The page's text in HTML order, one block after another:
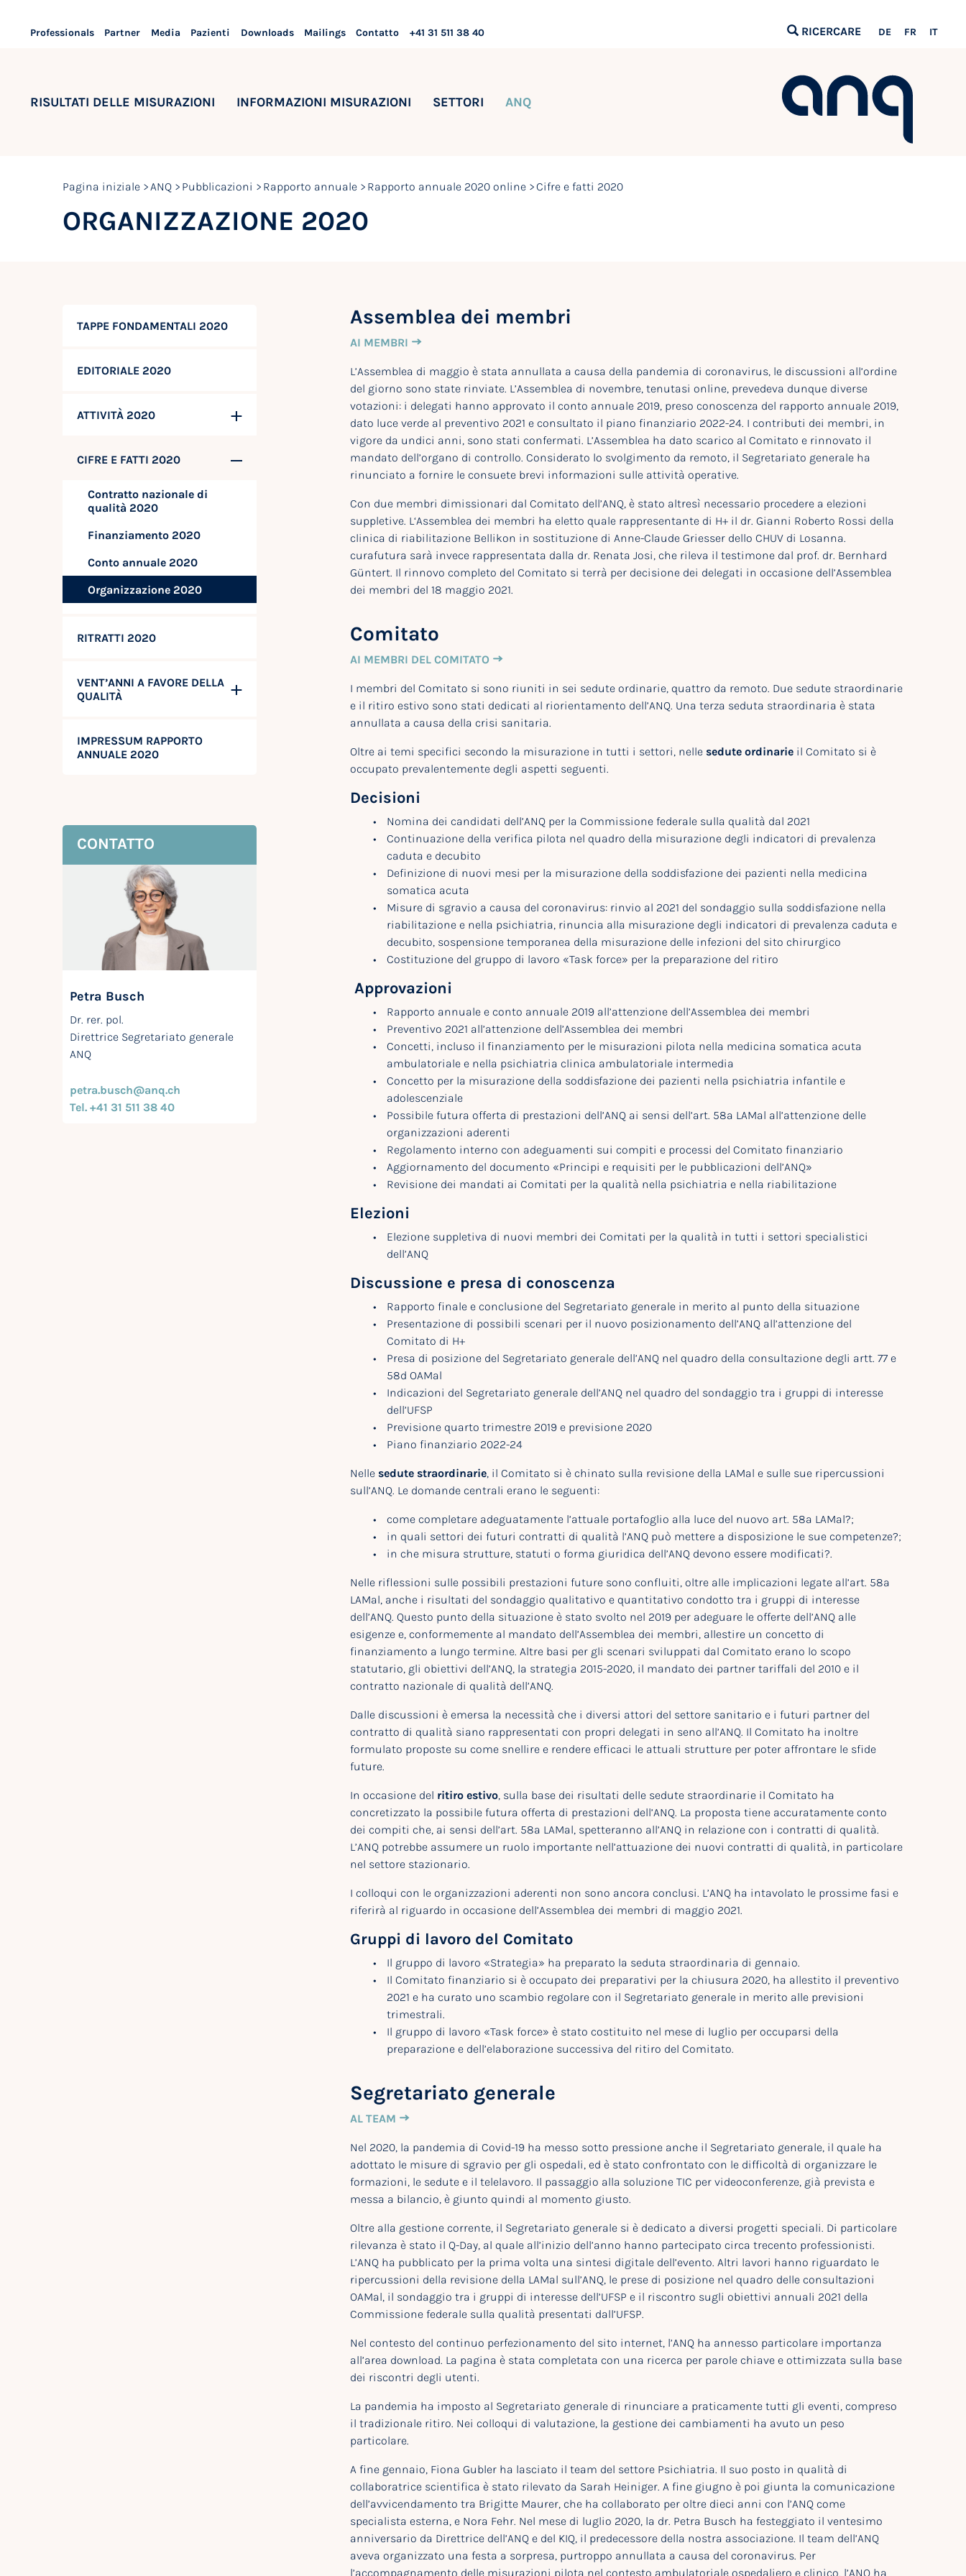
Professionals Partner Media Pazienti Downloads Mailings Contatto +41 31 511 38 40 RICERCARE DE FR IT
RISULTATI DELLE MISURAZIONI INFORMAZIONI MISURAZIONI SETTORI ANQ
Pagina iniziale ANQ Pubblicazioni Rapporto annuale Rapporto annuale 2020 online Cifre e fatti 2020
ORGANIZZAZIONE 2020
TAPPE FONDAMENTALI 2020
EDITORIALE 2020
ATTIVITÀ 2020
CIFRE E FATTI 2020
Contratto nazionale di
qualità 2020
Finanziamento 2020
Conto annuale 2020
Organizzazione 2020
RITRATTI 2020
VENT’ANNI A FAVORE DELLA
QUALITÀ
IMPRESSUM RAPPORTO
ANNUALE 2020
CONTATTO
Petra Busch
Dr. rer. pol.
Direttrice Segretariato generale
ANQ
petra.busch@anq.ch
Tel. +41 31 511 38 40
Assemblea dei membri
AI MEMBRI
L’Assemblea di maggio è stata annullata a causa della pandemia di coronavirus, le discussioni all’ordine
del giorno sono state rinviate. L’Assemblea di novembre, tenutasi online, prevedeva dunque diverse
votazioni: i delegati hanno approvato il conto annuale 2019, preso conoscenza del rapporto annuale 2019,
dato luce verde al preventivo 2021 e consultato il piano finanziario 2022-24. I contributi dei membri, in
vigore da undici anni, sono stati confermati. L’Assemblea ha dato scarico al Comitato e rinnovato il
mandato dell’organo di controllo. Considerato lo svolgimento da remoto, il Segretariato generale ha
rinunciato a fornire le consuete brevi informazioni sulle attività operative.
Con due membri dimissionari dal Comitato dell’ANQ, è stato altresì necessario procedere a elezioni
suppletive. L‘Assemblea dei membri ha eletto quale rappresentante di H+ il dr. Gianni Roberto Rossi della
clinica di riabilitazione Bellikon in sostituzione di Anne-Claude Griesser dello CHUV di Losanna.
curafutura sarà invece rappresentata dalla dr. Renata Josi, che rileva il testimone dal prof. dr. Bernhard
Güntert. Il rinnovo completo del Comitato si terrà per decisione dei delegati in occasione dell’Assemblea
dei membri del 18 maggio 2021.
Comitato
AI MEMBRI DEL COMITATO
I membri del Comitato si sono riuniti in sei sedute ordinarie, quattro da remoto. Due sedute straordinarie
e il ritiro estivo sono stati dedicati al riorientamento dell’ANQ. Una terza seduta straordinaria è stata
annullata a causa della crisi sanitaria.
Oltre ai temi specifici secondo la misurazione in tutti i settori, nelle sedute ordinarie il Comitato si è
occupato prevalentemente degli aspetti seguenti.
Decisioni
Nomina dei candidati dell’ANQ per la Commissione federale sulla qualità dal 2021
Continuazione della verifica pilota nel quadro della misurazione degli indicatori di prevalenza
caduta e decubito
Definizione di nuovi mesi per la misurazione della soddisfazione dei pazienti nella medicina
somatica acuta
Misure di sgravio a causa del coronavirus: rinvio al 2021 del sondaggio sulla soddisfazione nella
riabilitazione e nella psichiatria, rinuncia alla misurazione degli indicatori di prevalenza caduta e
decubito, sospensione temporanea della misurazione delle infezioni del sito chirurgico
Costituzione del gruppo di lavoro «Task force» per la preparazione del ritiro
Approvazioni
Rapporto annuale e conto annuale 2019 all’attenzione dell’Assemblea dei membri
Preventivo 2021 all’attenzione dell’Assemblea dei membri
Concetti, incluso il finanziamento per le misurazioni pilota nella medicina somatica acuta
ambulatoriale e nella psichiatria clinica ambulatoriale intermedia
Concetto per la misurazione della soddisfazione dei pazienti nella psichiatria infantile e
adolescenziale
Possibile futura offerta di prestazioni dell’ANQ ai sensi dell’art. 58a LAMal all’attenzione delle
organizzazioni aderenti
Regolamento interno con adeguamenti sui compiti e processi del Comitato finanziario
Aggiornamento del documento «Principi e requisiti per le pubblicazioni dell’ANQ»
Revisione dei mandati ai Comitati per la qualità nella psichiatria e nella riabilitazione
Elezioni
Elezione suppletiva di nuovi membri dei Comitati per la qualità in tutti i settori specialistici
dell’ANQ
Discussione e presa di conoscenza
Rapporto finale e conclusione del Segretariato generale in merito al punto della situazione
Presentazione di possibili scenari per il nuovo posizionamento dell’ANQ all’attenzione del
Comitato di H+
Presa di posizione del Segretariato generale dell’ANQ nel quadro della consultazione degli artt. 77 e
58d OAMal
Indicazioni del Segretariato generale dell’ANQ nel quadro del sondaggio tra i gruppi di interesse
dell’UFSP
Previsione quarto trimestre 2019 e previsione 2020
Piano finanziario 2022-24
Nelle sedute straordinarie, il Comitato si è chinato sulla revisione della LAMal e sulle sue ripercussioni
sull’ANQ. Le domande centrali erano le seguenti:
come completare adeguatamente l’attuale portafoglio alla luce del nuovo art. 58a LAMal?;
in quali settori dei futuri contratti di qualità l’ANQ può mettere a disposizione le sue competenze?;
in che misura strutture, statuti o forma giuridica dell’ANQ devono essere modificati?.
Nelle riflessioni sulle possibili prestazioni future sono confluiti, oltre alle implicazioni legate all’art. 58a
LAMal, anche i risultati del sondaggio qualitativo e quantitativo condotto tra i gruppi di interesse
dell’ANQ. Questo punto della situazione è stato svolto nel 2019 per adeguare le offerte dell’ANQ alle
esigenze e, conformemente al mandato dell’Assemblea dei membri, allestire un concetto di
finanziamento a lungo termine. Altre basi per gli scenari sviluppati dal Comitato erano lo scopo
statutario, gli obiettivi dell’ANQ, la strategia 2015-2020, il mandato dei partner tariffali del 2010 e il
contratto nazionale di qualità dell’ANQ.
Dalle discussioni è emersa la necessità che i diversi attori del settore sanitario e i futuri partner del
contratto di qualità siano rappresentati con propri delegati in seno all’ANQ. Il Comitato ha inoltre
formulato proposte su come snellire e rendere efficaci le attuali strutture per poter affrontare le sfide
future.
In occasione del ritiro estivo, sulla base dei risultati delle sedute straordinarie il Comitato ha
concretizzato la possibile futura offerta di prestazioni dell’ANQ. La proposta tiene accuratamente conto
dei compiti che, ai sensi dell’art. 58a LAMal, spetteranno all’ANQ in relazione con i contratti di qualità.
L’ANQ potrebbe assumere un ruolo importante nell’attuazione dei nuovi contratti di qualità, in particolare
nel settore stazionario.
I colloqui con le organizzazioni aderenti non sono ancora conclusi. L’ANQ ha intavolato le prossime fasi e
riferirà al riguardo in occasione dell’Assemblea dei membri di maggio 2021.
Gruppi di lavoro del Comitato
Il gruppo di lavoro «Strategia» ha preparato la seduta straordinaria di gennaio.
Il Comitato finanziario si è occupato dei preparativi per la chiusura 2020, ha allestito il preventivo
2021 e ha curato uno scambio regolare con il Segretariato generale in merito alle previsioni
trimestrali.
Il gruppo di lavoro «Task force» è stato costituito nel mese di luglio per occuparsi della
preparazione e dell’elaborazione successiva del ritiro del Comitato.
Segretariato generale
AL TEAM
Nel 2020, la pandemia di Covid-19 ha messo sotto pressione anche il Segretariato generale, il quale ha
adottato le misure di sgravio per gli ospedali, ed è stato confrontato con le difficoltà di organizzare le
formazioni, le sedute e il telelavoro. Il passaggio alla soluzione TIC per videoconferenze, già prevista e
messa a bilancio, è giunto quindi al momento giusto.
Oltre alla gestione corrente, il Segretariato generale si è dedicato a diversi progetti speciali. Di particolare
rilevanza è stato il Q-Day, al quale all’inizio dell’anno hanno partecipato circa trecento professionisti.
L’ANQ ha pubblicato per la prima volta una sintesi digitale dell’evento. Altri lavori hanno riguardato le
ripercussioni della revisione della LAMal sull’ANQ, le prese di posizione nel quadro delle consultazioni
OAMal, il sondaggio tra i gruppi di interesse dell’UFSP e il riscontro sugli obiettivi annuali 2021 della
Commissione federale sulla qualità presentati dall’UFSP.
Nel contesto del continuo perfezionamento del sito internet, l’ANQ ha annesso particolare importanza
all’area download. La pagina è stata completata con una ricerca per parole chiave e ottimizzata sulla base
dei riscontri degli utenti.
La pandemia ha imposto al Segretariato generale di rinunciare a praticamente tutti gli eventi, compreso
il tradizionale ritiro. Nei colloqui di valutazione, la gestione dei cambiamenti ha avuto un peso
particolare.
A fine gennaio, Fiona Gubler ha lasciato il team del settore Psichiatria. Il suo posto in qualità di
collaboratrice scientifica è stato rilevato da Sarah Heiniger. A fine giugno è poi giunta la comunicazione
dell’avvicendamento tra Brigitte Maurer, che ha collaborato per oltre dieci anni con l’ANQ come
specialista esterna, e Nora Fehr. Nel mese di luglio 2020, la dr. Petra Busch ha festeggiato il ventesimo
anniversario da Direttrice dell’ANQ e del KIQ, il predecessore della nostra associazione. Il team dell’ANQ
aveva organizzato una festa a sorpresa, purtroppo annullata a causa del coronavirus. Per
l’accompagnamento delle misurazioni pilota nel contesto ambulatoriale ospedaliero e clinico, l’ANQ ha